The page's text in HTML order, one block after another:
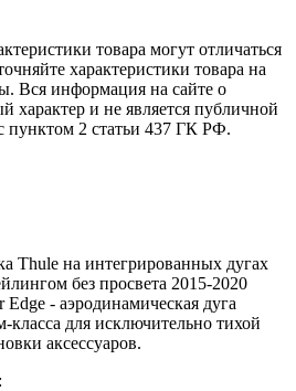
товара могут отличаться
характеристики товара на
Вся информация на сайте о
характер и не является публичной
пунктом 2 статьи 437 ГК РФ.
Thule на интегрированных дугах
без просвета 2015-2020
- аэродинамическая дуга
для исключительно тихой
аксессуаров.